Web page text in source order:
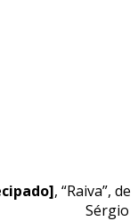
, “Raiva”, de
Sérgio